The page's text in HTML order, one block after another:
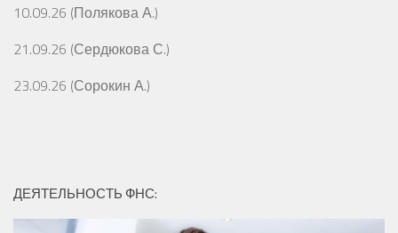
10.09.26 (Полякова А.)
21.09.26 (Сердюкова С.)
23.09.26 (Сорокин А.)
ДЕЯТЕЛЬНОСТЬ ФНС: